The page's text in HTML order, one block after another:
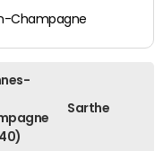
Champagne
Sarthe